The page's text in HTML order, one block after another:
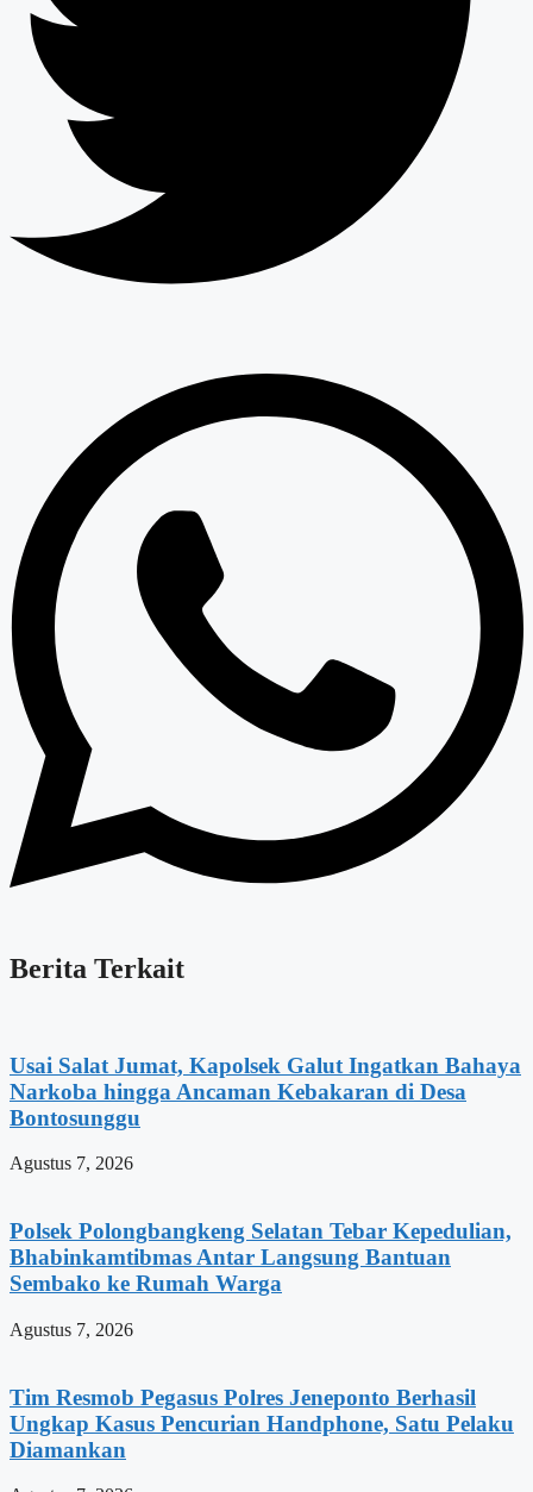
Berita Terkait
Usai Salat Jumat, Kapolsek Galut Ingatkan Bahaya
Narkoba hingga Ancaman Kebakaran di Desa
Bontosunggu
Agustus 7, 2026
Polsek Polongbangkeng Selatan Tebar Kepedulian,
Bhabinkamtibmas Antar Langsung Bantuan
Sembako ke Rumah Warga
Agustus 7, 2026
Tim Resmob Pegasus Polres Jeneponto Berhasil
Ungkap Kasus Pencurian Handphone, Satu Pelaku
Diamankan